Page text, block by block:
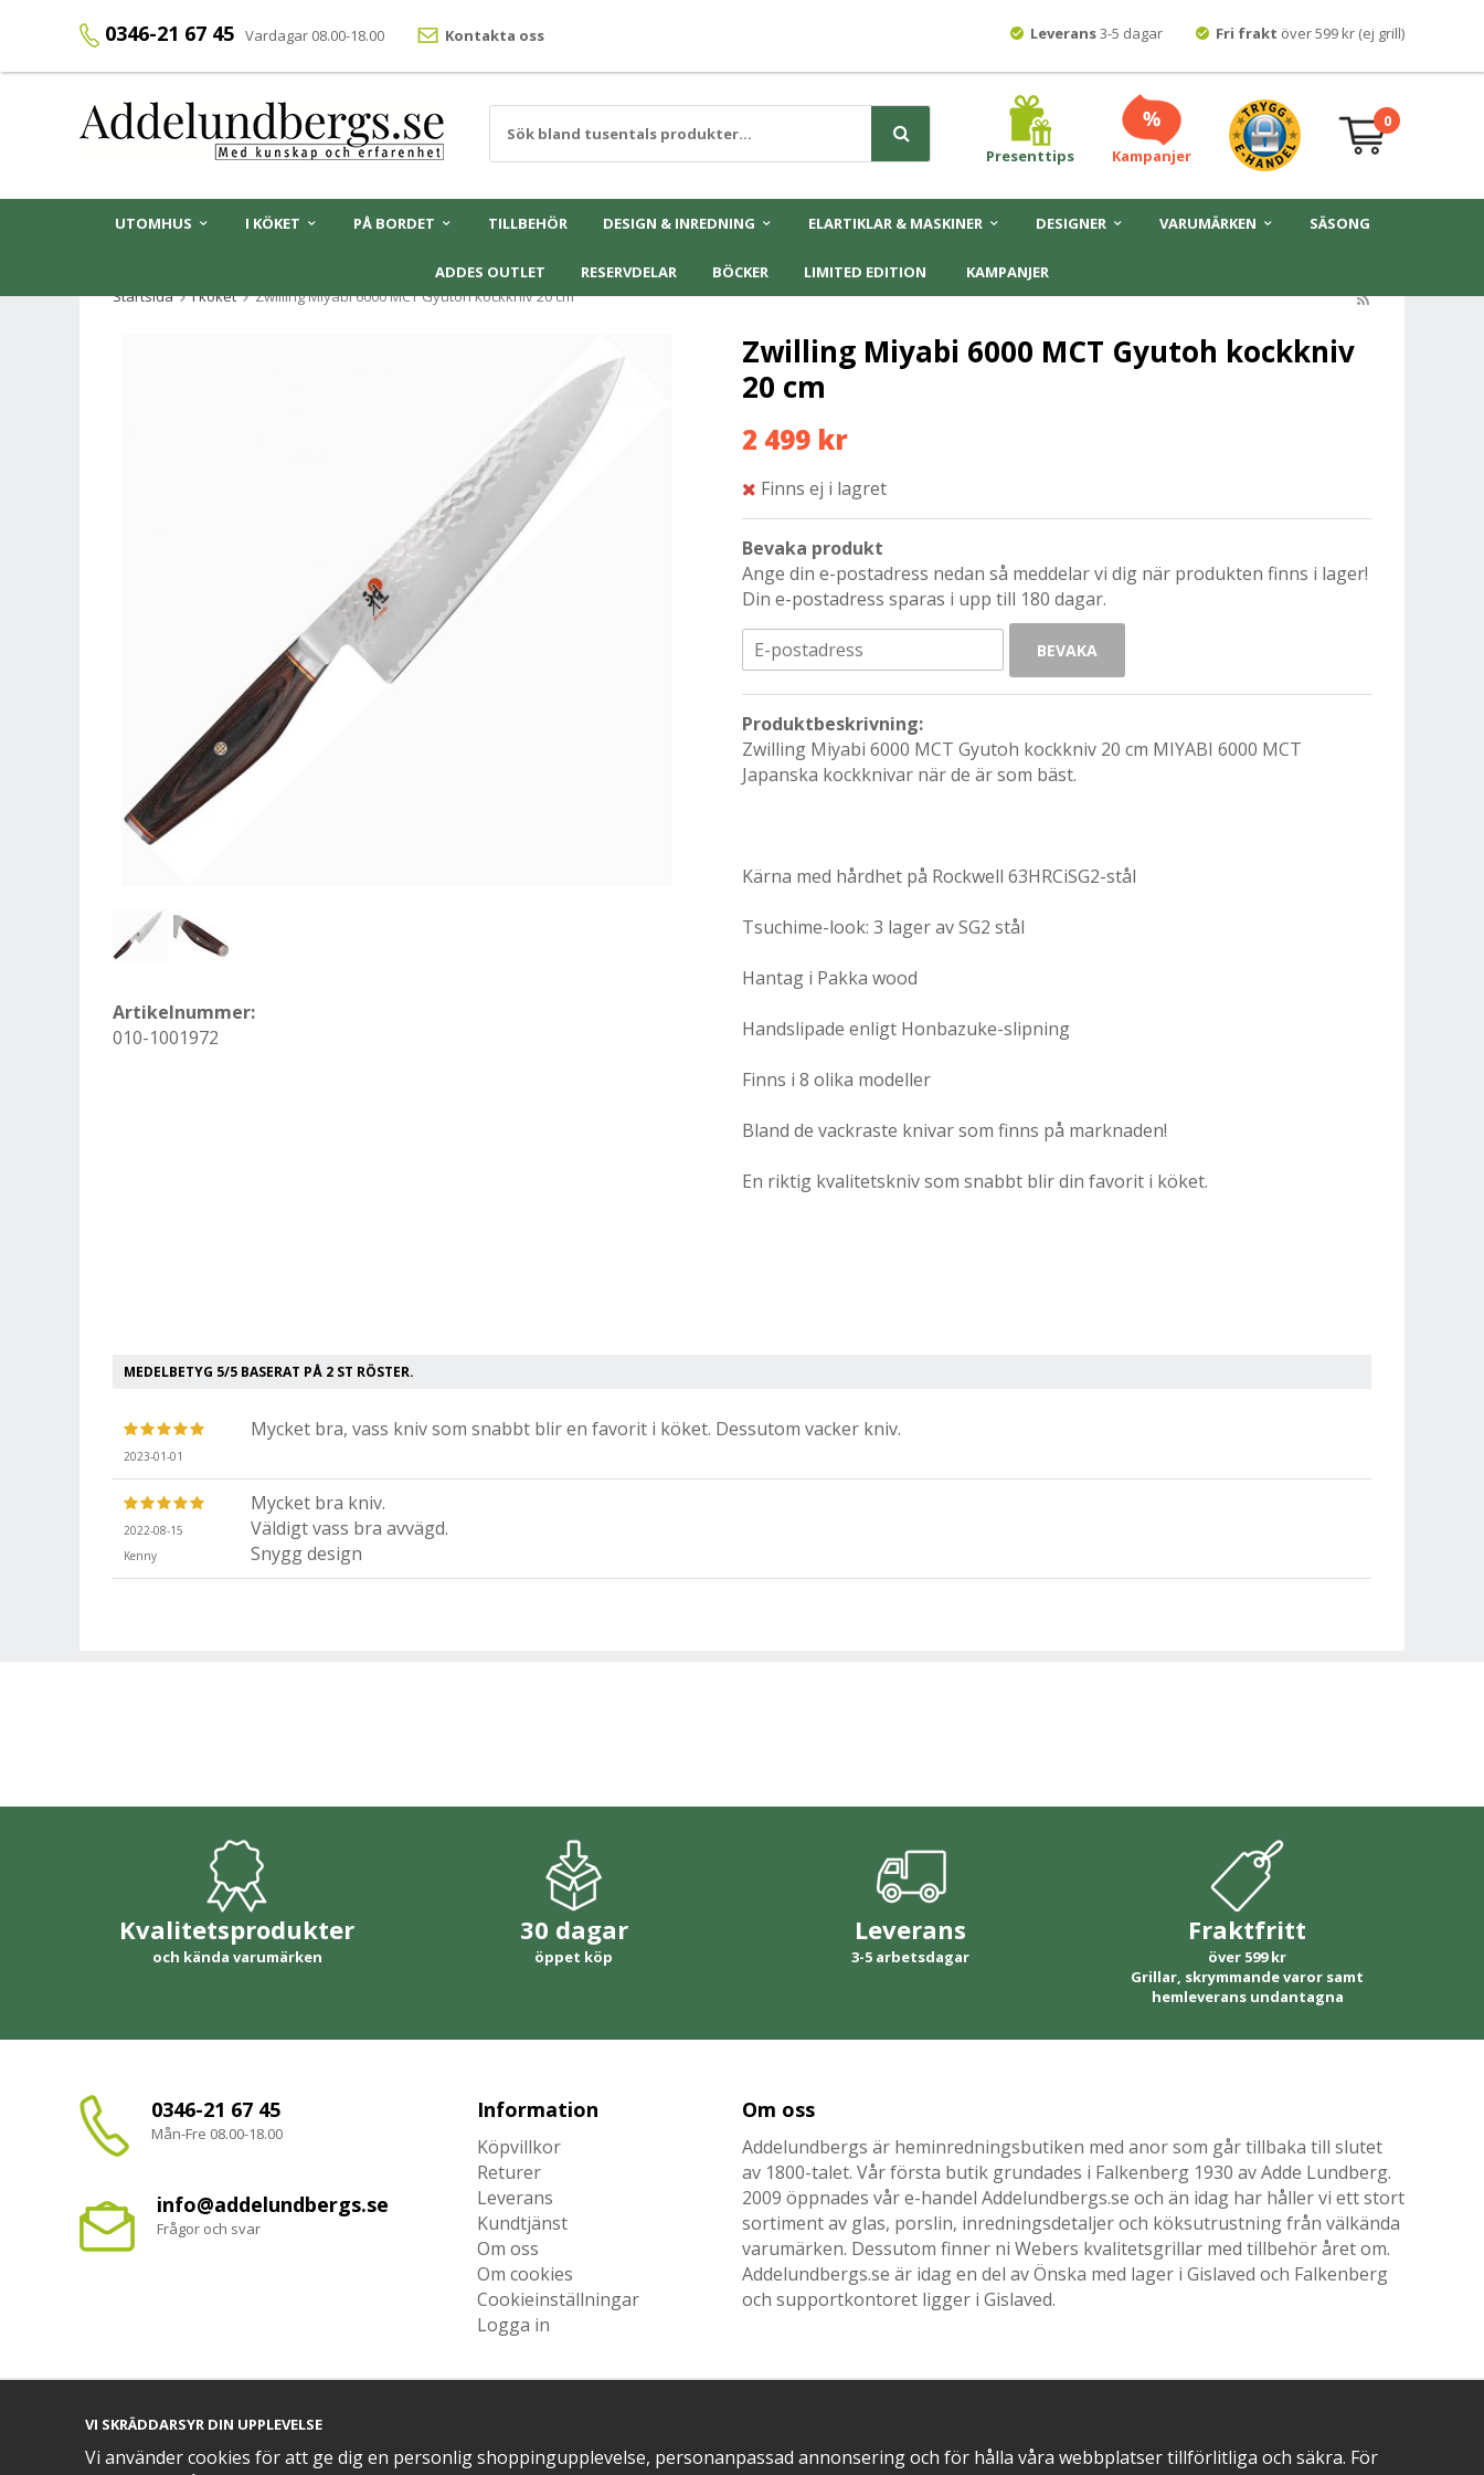
0346-21 67 45 Vardagar 08.00-18.00 Kontakta oss Leverans3-5 dagar Fri frakt över 599 kr (ej grill)
Presenttips Kampanjer
0
UTOMHUS I KÖKET PÅ BORDET TILLBEHÖR DESIGN & INREDNING ELARTIKLAR & MASKINER DESIGNER VARUMÄRKEN SÄSONG
ADDES OUTLET RESERVDELAR BÖCKER LIMITED EDITION
KAMPANJER
Startsida
I köket Zwilling Miyabi 6000 MCT Gyutoh kockkniv 20 cm
Zwilling Miyabi 6000 MCT Gyutoh kockkniv
20 cm
2 499 kr
Finns ej i lagret
Bevaka produkt
Ange din e-postadress nedan så meddelar vi dig när produkten finns i lager!
Din e-postadress sparas i upp till 180 dagar.
BEVAKA
Produktbeskrivning:
Zwilling Miyabi 6000 MCT Gyutoh kockkniv 20 cm MIYABI 6000 MCT
Japanska kockknivar när de är som bäst.
Kärna med hårdhet på Rockwell 63HRCiSG2-stål
Tsuchime-look: 3 lager av SG2 stål
Hantag i Pakka wood
Handslipade enligt Honbazuke-slipning
Finns i 8 olika modeller
Bland de vackraste knivar som finns på marknaden!
En riktig kvalitetskniv som snabbt blir din favorit i köket.
Artikelnummer:
010-1001972
MEDELBETYG 5/5 BASERAT PÅ 2 ST RÖSTER.
2023-01-01
Mycket bra, vass kniv som snabbt blir en favorit i köket. Dessutom vacker kniv.
2022-08-15
Kenny
Mycket bra kniv.
Väldigt vass bra avvägd.
Snygg design
Kvalitetsprodukter
och kända varumärken
30 dagar
öppet köp
Leverans
3-5 arbetsdagar
Fraktfritt
över 599 kr
Grillar, skrymmande varor samt
hemleverans undantagna
0346-21 67 45
Mån-Fre 08.00-18.00
info@addelundbergs.se
Frågor och svar
Information
Köpvillkor
Returer
Leverans
Kundtjänst
Om oss
Om cookies
Cookieinställningar
Logga in
Om oss
Addelundbergs är heminredningsbutiken med anor som går tillbaka till slutet
av 1800-talet. Vår första butik grundades i Falkenberg 1930 av Adde Lundberg.
2009 öppnades vår e-handel Addelundbergs.se och än idag har håller vi ett stort
sortiment av glas, porslin, inredningsdetaljer och köksutrustning från välkända
varumärken. Dessutom finner ni Webers kvalitetsgrillar med tillbehör året om.
Addelundbergs.se är idag en del av Önska med lager i Gislaved och Falkenberg
och supportkontoret ligger i Gislaved.
VI SKRÄDDARSYR DIN UPPLEVELSE
Vi använder cookies för att ge dig en personlig shoppingupplevelse, personanpassad annonsering och för hålla våra webbplatser tillförlitliga och säkra. För